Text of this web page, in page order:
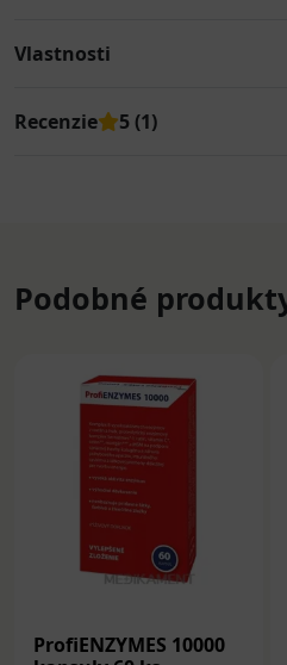
Vlastnosti
Recenzie 5 (1)
Podobné
ProfiENZYMES 10000